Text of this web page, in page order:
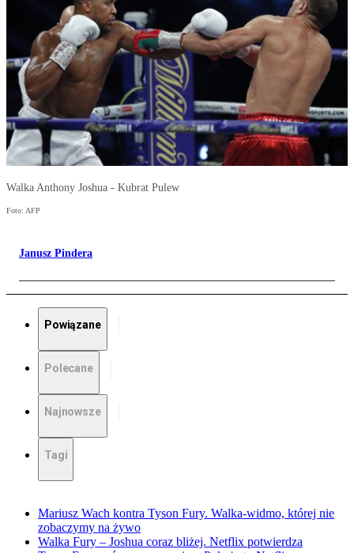
Walka Anthony Joshua - Kubrat Pulew
Foto: AFP
Janusz Pindera
Powiązane
Polecane
Najnowsze
Tagi
Mariusz Wach kontra Tyson Fury. Walka-widmo, której nie
zobaczymy na żywo
Walka Fury – Joshua coraz bliżej. Netflix potwierdza